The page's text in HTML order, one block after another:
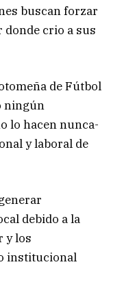
buscan forzar
crio a sus
de Fútbol
ningún
lo hacen nunca-
y laboral de
debido a la
y los
institucional